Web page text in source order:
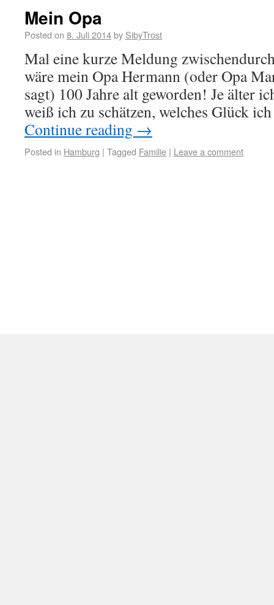
Mein Opa
Posted on 8. Juli 2014by SibyTrost
Mal eine kurze Meldung
wäre mein Opa Hermann (oder Opa
sagt) 100 Jahre alt geworden! Je älter
weiß ich zu schätzen, welches Glück
Continue reading →
Posted in Hamburg | Tagged Familie | Leave a comment